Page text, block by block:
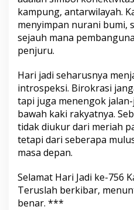
kampung, antarwilayah.
menyimpan nurani bumi,
sejauh mana
penjuru.
Hari jadi seharusnya
introspeksi. Birokrasi
tapi juga menengok
bawah kaki rakyatnya.
tidak diukur dari meriah
tetapi dari seberapa
masa depan.
Selamat Hari Jadi ke-756
Teruslah berkibar,
benar. ***